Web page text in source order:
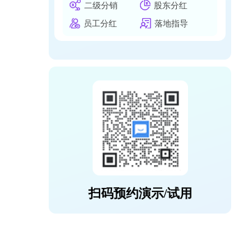
二级分销
股东分红
员工分红
落地指导
扫码预约演示/试用